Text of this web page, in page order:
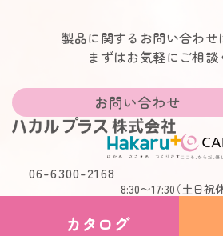
カタログ
製品に関するお問い合わせ
まずはお気軽にご相談
お問い合わせ
06-6300-2168
8:30〜17:30（土日祝休